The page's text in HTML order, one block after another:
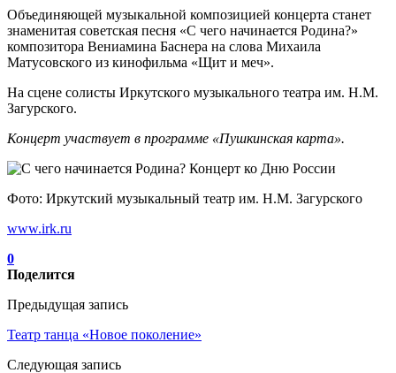
Объединяющей музыкальной композицией концерта станет
знаменитая советская песня «С чего начинается Родина?»
композитора Вениамина Баснера на слова Михаила
Матусовского из кинофильма «Щит и меч».
На сцене солисты Иркутского музыкального театра им. Н.М.
Загурского.
Концерт участвует в программе «Пушкинская карта».
Фото: Иркутский музыкальный театр им. Н.М. Загурского
www.irk.ru
0
Поделится
Предыдущая запись
Театр танца «Новое поколение»
Следующая запись